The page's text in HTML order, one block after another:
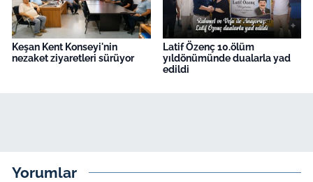
Keşan Kent Konseyi'nin
nezaket ziyaretleri sürüyor
Latif Özenç 10.ölüm
yıldönümünde dualarla yad
edildi
Yorumlar